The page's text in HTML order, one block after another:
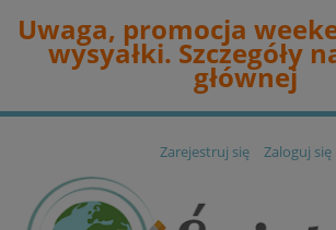
Uwaga, promocja
wysyałki. Szczegóły
głównej
Zarejestruj się Zaloguj się